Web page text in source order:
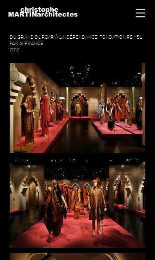
DU GRAND DURBAR À L’INDÉPENDANCE, FONDATION PB YSL,
PARIS, FRANCE
2010